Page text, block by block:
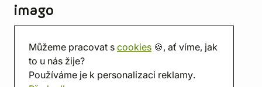
Můžeme pracovat s cookies 🍪, ať víme, jak
to u nás žije?
Používáme je k personalizaci reklamy.
imago
Prodejna
Herna
O nás